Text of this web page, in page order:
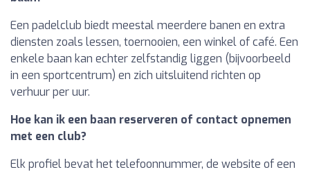
Een padelclub biedt meestal meerdere banen en extra
diensten zoals lessen, toernooien, een winkel of café. Een
enkele baan kan echter zelfstandig liggen (bijvoorbeeld
in een sportcentrum) en zich uitsluitend richten op
verhuur per uur.
Hoe kan ik een baan reserveren of contact opnemen
met een club?
Elk profiel bevat het telefoonnummer, de website of een